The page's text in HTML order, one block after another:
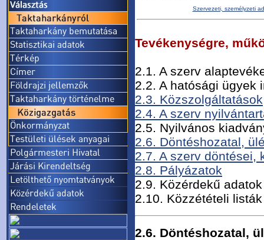
Szervezeti, személyzeti
Tevékenységre,
2.1. A szerv
2.2. A hatósági ügyek
2.3. Közszolgáltatások
2.4. A szerv
2.5. Nyilvános
2.6. Döntéshozatal,
2.7. A szerv döntései,
2.8. Pályázatok
2.9. Közérdekű
2.10. Közzétételi listák
2.6. Döntéshozatal,